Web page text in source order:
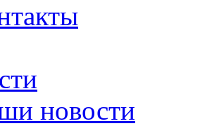
новости